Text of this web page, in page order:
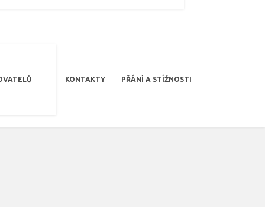
KONTAKTY PŘÁNÍ A STÍŽNOSTI